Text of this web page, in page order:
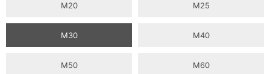
M20 M25
M30 M40
M50 M60